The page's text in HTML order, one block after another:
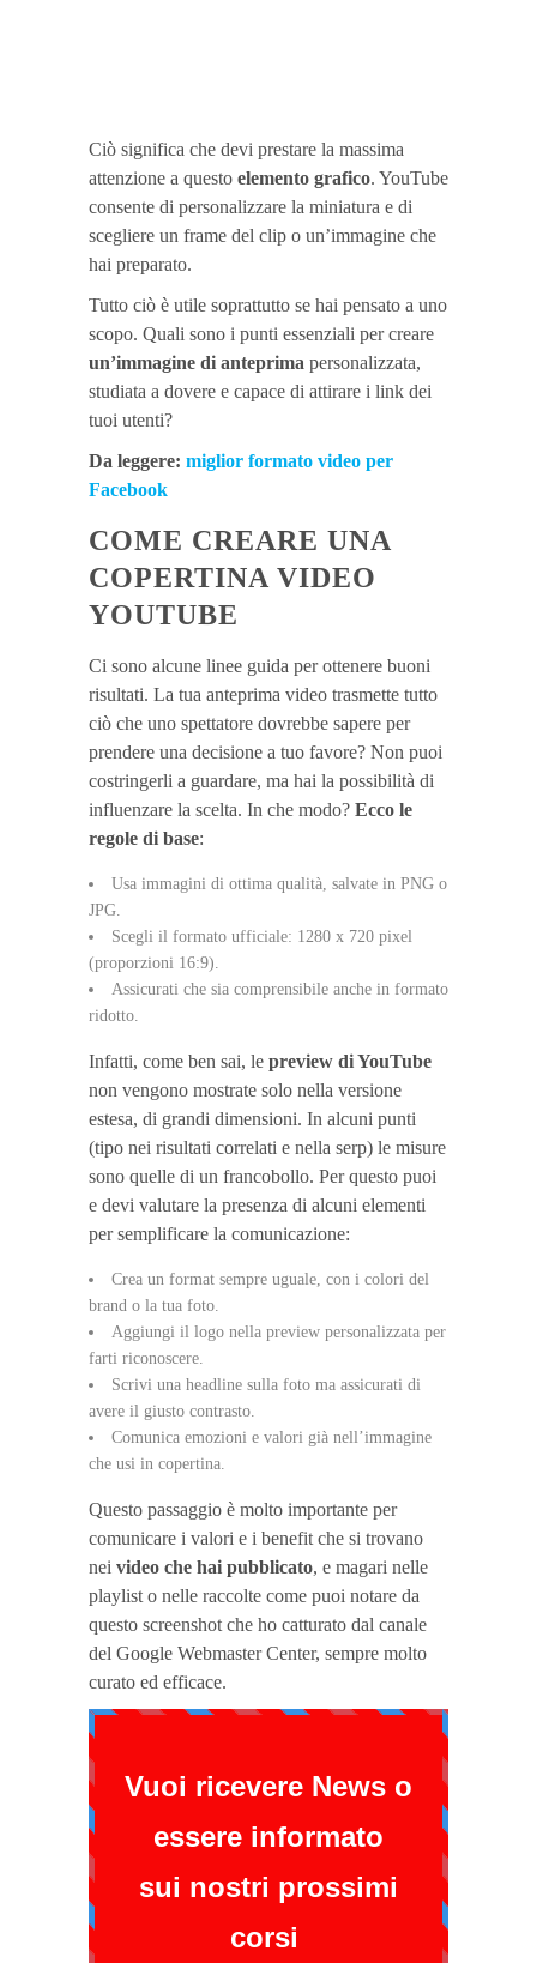
Ciò significa che devi prestare la massima
attenzione a questo elemento grafico. YouTube
consente di personalizzare la miniatura e di
scegliere un frame del clip o un’immagine che
hai preparato.
Tutto ciò è utile soprattutto se hai pensato a uno
scopo. Quali sono i punti essenziali per creare
un’immagine di anteprima personalizzata,
studiata a dovere e capace di attirare i link dei
tuoi utenti?
Da leggere: miglior formato video per
Facebook
COME CREARE UNA
COPERTINA VIDEO
YOUTUBE
Ci sono alcune linee guida per ottenere buoni
risultati. La tua anteprima video trasmette tutto
ciò che uno spettatore dovrebbe sapere per
prendere una decisione a tuo favore? Non puoi
costringerli a guardare, ma hai la possibilità di
influenzare la scelta. In che modo? Ecco le
regole di base:
Usa immagini di ottima qualità, salvate in PNG o
JPG.
Scegli il formato ufficiale: 1280 x 720 pixel
(proporzioni 16:9).
Assicurati che sia comprensibile anche in formato
ridotto.
Infatti, come ben sai, le preview di YouTube
non vengono mostrate solo nella versione
estesa, di grandi dimensioni. In alcuni punti
(tipo nei risultati correlati e nella serp) le misure
sono quelle di un francobollo. Per questo puoi
e devi valutare la presenza di alcuni elementi
per semplificare la comunicazione:
Crea un format sempre uguale, con i colori del
brand o la tua foto.
Aggiungi il logo nella preview personalizzata per
farti riconoscere.
Scrivi una headline sulla foto ma assicurati di
avere il giusto contrasto.
Comunica emozioni e valori già nell’immagine
che usi in copertina.
Questo passaggio è molto importante per
comunicare i valori e i benefit che si trovano
nei video che hai pubblicato, e magari nelle
playlist o nelle raccolte come puoi notare da
questo screenshot che ho catturato dal canale
del Google Webmaster Center, sempre molto
curato ed efficace.